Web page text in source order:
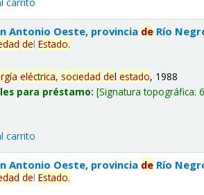
Antonio Oeste, provincia de Río
delEstado.
eléctrica, sociedad delestado, 1988
para préstamo: Signatura topográfica:
carrito
Antonio Oeste, provincia de Río
delEstado.